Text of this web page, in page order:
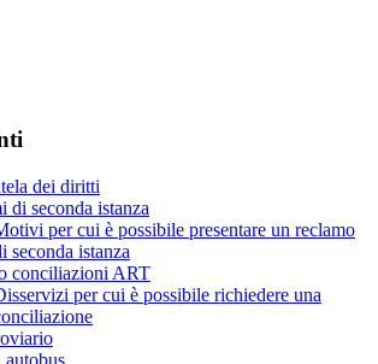
dei diritti
di seconda istanza
per cui è possibile presentare un reclamo
seconda istanza
conciliazioni ART
per cui è possibile richiedere una
autobus